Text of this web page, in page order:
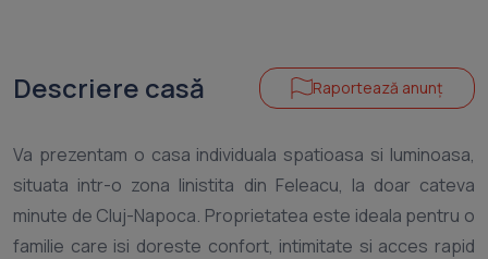
Descriere casă Raportează anunț
Va prezentam o casa individuala spatioasa si luminoasa,
situata intr-o zona linistita din Feleacu, la doar cateva
minute de Cluj-Napoca. Proprietatea este ideala pentru o
familie care isi doreste confort, intimitate si acces rapid